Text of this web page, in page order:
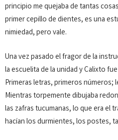
principio me quejaba de tantas
primer cepillo de dientes, es una
nimiedad, pero vale.
Una vez pasado el fragor de la
la escuelita de la unidad y Calixto
Primeras letras, primeros números;
Mientras torpemente dibujaba
las zafras tucumanas, lo que era el
hacían los durmientes, los postes,